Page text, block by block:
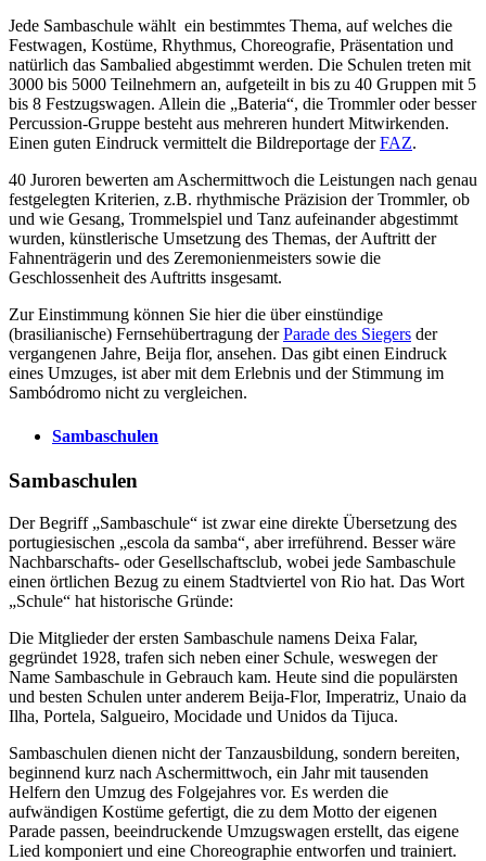
Jede Sambaschule wählt ein bestimmtes Thema, auf welches die
Festwagen, Kostüme, Rhythmus, Choreografie, Präsentation und
natürlich das Sambalied abgestimmt werden. Die Schulen treten mit
3000 bis 5000 Teilnehmern an, aufgeteilt in bis zu 40 Gruppen mit 5
bis 8 Festzugswagen. Allein die „Bateria“, die Trommler oder besser
Percussion-Gruppe besteht aus mehreren hundert Mitwirkenden.
Einen guten Eindruck vermittelt die Bildreportage derFAZ.
40 Juroren bewerten am Aschermittwoch die Leistungen nach genau
festgelegten Kriterien, z.B. rhythmische Präzision der Trommler, ob
und wie Gesang, Trommelspiel und Tanz aufeinander abgestimmt
wurden, künstlerische Umsetzung des Themas, der Auftritt der
Fahnenträgerin und des Zeremonienmeisters sowie die
Geschlossenheit des Auftritts insgesamt.
Zur Einstimmung können Sie hier die über einstündige
(brasilianische) Fernsehübertragung derParade des Siegers der
vergangenen Jahre, Beija flor, ansehen. Das gibt einen Eindruck
eines Umzuges, ist aber mit dem Erlebnis und der Stimmung im
Sambódromo nicht zu vergleichen.
Sambaschulen
Sambaschulen
Der Begriff „Sambaschule“ ist zwar eine direkte Übersetzung des
portugiesischen „escola da samba“, aber irreführend. Besser wäre
Nachbarschafts- oder Gesellschaftsclub, wobei jede Sambaschule
einen örtlichen Bezug zu einem Stadtviertel von Rio hat. Das Wort
„Schule“ hat historische Gründe:
Die Mitglieder der ersten Sambaschule namens Deixa Falar,
gegründet 1928, trafen sich neben einer Schule, weswegen der
Name Sambaschule in Gebrauch kam. Heute sind die populärsten
und besten Schulen unter anderem Beija-Flor, Imperatriz, Unaio da
Ilha, Portela, Salgueiro, Mocidade und Unidos da Tijuca.
Sambaschulen dienen nicht der Tanzausbildung, sondern bereiten,
beginnend kurz nach Aschermittwoch, ein Jahr mit tausenden
Helfern den Umzug des Folgejahres vor. Es werden die
aufwändigen Kostüme gefertigt, die zu dem Motto der eigenen
Parade passen, beeindruckende Umzugswagen erstellt, das eigene
Lied komponiert und eine Choreographie entworfen und trainiert.